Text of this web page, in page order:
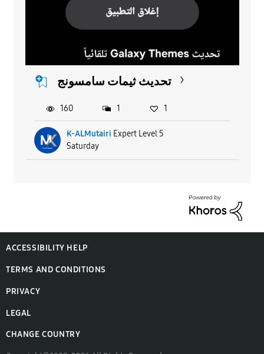
تحديث ثيمات سامسونج
K-ALMutairi Expert Level 5
Saturday
160 1 1
ACCESSIBILITY HELP
TERMS AND CONDITIONS
PRIVACY
LEGAL
CHANGE COUNTRY